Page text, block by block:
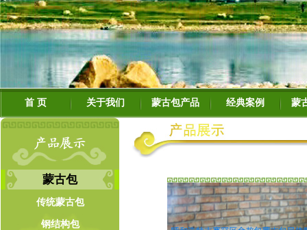
首 页 关于我们 蒙古包产品 经典案例 蒙
蒙古包
传统蒙古包
钢结构包